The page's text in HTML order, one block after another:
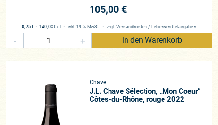
105,00 €
0,75 l ・ 140,00 €/ l ・ inkl. 19 % MwSt. ・ zzgl. Versandkosten / Lebensmittelangaben
- + in den Warenkorb
Chave
J.L. Chave Sélection, „Mon Coeur“
Côtes-du-Rhône, rouge 2022